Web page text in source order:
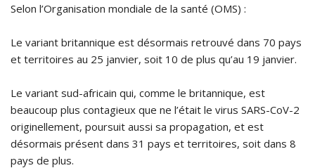
Selon l’Organisation mondiale de la santé (OMS) :
Le variant britannique est désormais retrouvé dans 70 pays
et territoires au 25 janvier, soit 10 de plus qu’au 19 janvier.
Le variant sud-africain qui, comme le britannique, est
beaucoup plus contagieux que ne l’était le virus SARS-CoV-2
originellement, poursuit aussi sa propagation, et est
désormais présent dans 31 pays et territoires, soit dans 8
pays de plus.